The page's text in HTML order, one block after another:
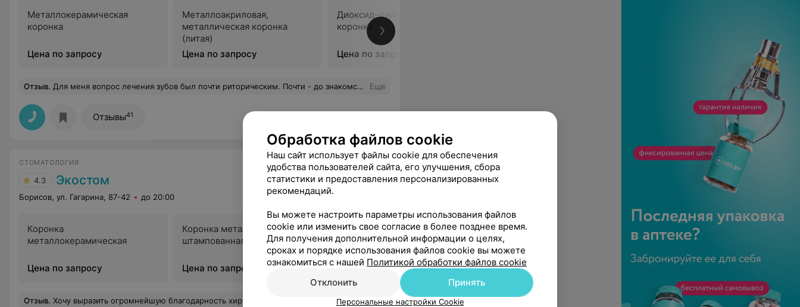
Металлокерамическая
коронка
Цена по запросу
Металлоакриловая,
металлическая коронка
(литая)
Цена по запросу
Диоксид-циркониевая
коронка
Цена по запросу
Отзыв. Для меня вопрос лечения зубов был почти риторическим. Почти - до знакомства с Апрель-клиник). Всё понравилось - атмосфера, приём, врачи (супер вообще). Рекомендую! Еще
Отзывы41
СТОМАТОЛОГИЯ
4.3 Экостом
Борисов, ул. Гагарина, 87-42 до 20:00
Коронка
металлокерамическая
Цена по запросу
Коронка металлическая,
штампованная
Цена по запросу
Коронка металлическая,
штампованная, с напылением
Цена по запросу
Коронка металлическая с
облицовкой и напылением
Цена по запросу
Коронка (зуб) металлическая
цельнолитая, облицовка
пластмассой
Цена по запросу
Отзыв. Хочу выразить огромнейшую благодарность хирургу Пограничному С. А. Такой понимающий, приятный врач. Боялась до жути удаляют зубы, после этого врача не боюсь))) Успокоил, аккуратно безболезненно удалил. Хирург с золотыми руками!!!! Еще
Обработка файлов cookie
Наш сайт использует файлы cookie для обеспечения
удобства пользователей сайта, его улучшения, сбора
статистики и предоставления персонализированных
рекомендаций.
Вы можете настроить параметры использования файлов
cookie или изменить свое согласие в более позднее время.
Для получения дополнительной информации о целях,
сроках и порядке использования файлов cookie вы можете
ознакомиться с нашей Политикой обработки файлов cookie
Отклонить
Принять
Персональные настройки Cookie